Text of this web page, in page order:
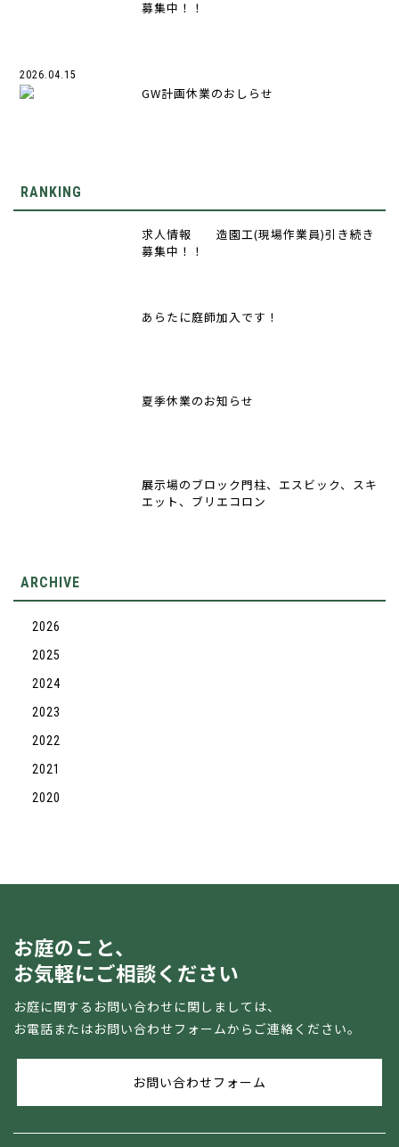
募集中！！
2026.04.15
GW計画休業のおしらせ
RANKING
求人情報 造園工(現場作業員)引き続き
募集中！！
あらたに庭師加入です！
夏季休業のお知らせ
展示場のブロック門柱、エスビック、スキ
エット、ブリエコロン
ARCHIVE
2026
2025
2024
2023
2022
2021
2020
お庭のこと、
お気軽にご相談ください
お庭に関するお問い合わせに関しましては、
お電話またはお問い合わせフォームからご連絡ください。
お問い合わせフォーム